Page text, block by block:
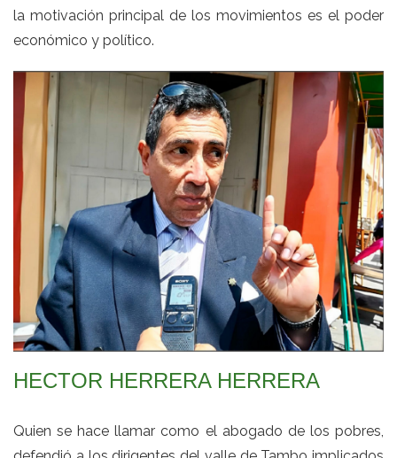
la motivación principal de los movimientos es el poder
económico y político.
HECTOR HERRERA HERRERA
Quien se hace llamar como el abogado de los pobres,